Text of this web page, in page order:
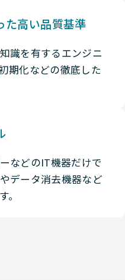
た高い品質基準
識を有するエンジニ
期化などの徹底した
などのIT機器だけで
データ消去機器など